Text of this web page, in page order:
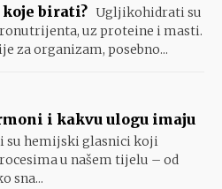
birati? Ugljikohidrati su
uz proteine i masti.
za organizam, posebno...
i kakvu ulogu imaju
su hemijski glasnici koji
u našem tijelu – od
sna...